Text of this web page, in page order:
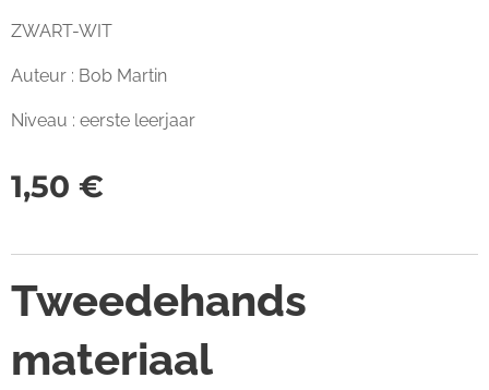
ZWART-WIT
Auteur : Bob Martin
Niveau : eerste leerjaar
1,50 €
Tweedehands
materiaal